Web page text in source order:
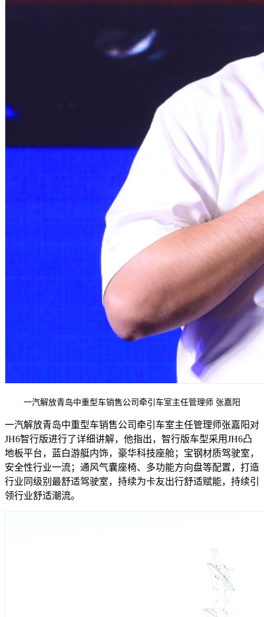
一汽解放青岛中重型车销售公司牵引车室主任管理师 张嘉阳
一汽解放青岛中重型车销售公司牵引车室主任管理师张嘉阳对
JH6智行版进行了详细讲解，他指出，智行版车型采用JH6凸
地板平台，蓝白游艇内饰，豪华科技座舱；宝钢材质驾驶室，
安全性行业一流；通风气囊座椅、多功能方向盘等配置，打造
行业同级别最舒适驾驶室，持续为卡友出行舒适赋能，持续引
领行业舒适潮流。